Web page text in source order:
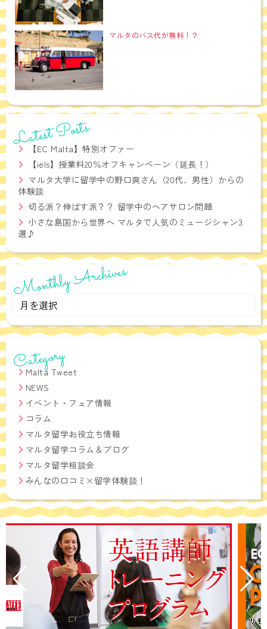
マルタのバス代が無料！？
Latest Posts
【EC Malta】特別オファー
【iels】授業料20％オフキャンペーン（延長！）
マルタ大学に留学中の野口爽さん（20代、男性）からの
体験談
切る派？伸ばす派？？ 留学中のヘアサロン問題
小さな島国から世界へ マルタで人気のミュージシャン3
選♪
Monthly Archives
Monthly
Archives
Category
Malta Tweet
NEWS
イベント・フェア情報
コラム
マルタ留学お役立ち情報
マルタ留学コラム＆ブログ
マルタ留学相談会
みんなの口コミ×留学体験談！